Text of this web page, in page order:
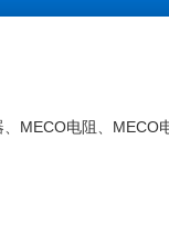
MECO电阻、MECO